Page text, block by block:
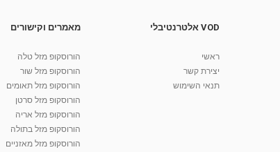
VOD אלטרנטיבלי
ראשי
יצירת קשר
תנאי השימוש
מאמרים וקישורים
הורוסקופ מזל טלה
הורוסקופ מזל שור
הורוסקופ מזל תאומים
הורוסקופ מזל סרטן
הורוסקופ מזל אריה
הורוסקופ מזל בתולה
הורוסקופ מזל מאזניים